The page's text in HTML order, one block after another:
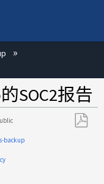
SOC2报告
backup